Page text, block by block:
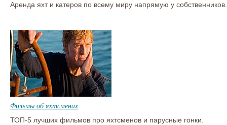
Аренда яхт и катеров по всему миру напрямую у собственников.
Фильмы об яхтсменах
ТОП-5 лучших фильмов про яхтсменов и парусные гонки.